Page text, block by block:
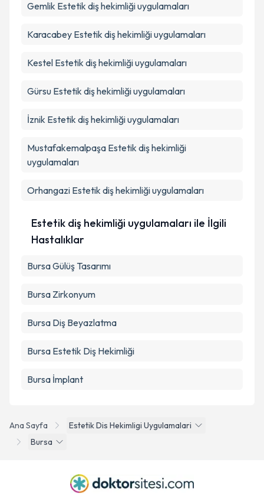
Ana Sayfa
Estetik Dis Hekimligi Uygulamalari
Bursa
Gemlik Estetik diş hekimliği uygulamaları
Karacabey Estetik diş hekimliği uygulamaları
Kestel Estetik diş hekimliği uygulamaları
Gürsu Estetik diş hekimliği uygulamaları
İznik Estetik diş hekimliği uygulamaları
Mustafakemalpaşa Estetik diş hekimliği
uygulamaları
Orhangazi Estetik diş hekimliği uygulamaları
Estetik diş hekimliği uygulamaları ile İlgili
Hastalıklar
Bursa Gülüş Tasarımı
Bursa Zirkonyum
Bursa Diş Beyazlatma
Bursa Estetik Diş Hekimliği
Bursa İmplant